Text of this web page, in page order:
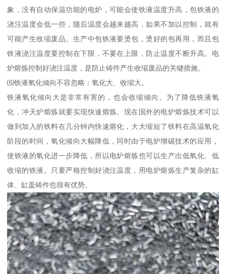
象，没有自动保温功能的电炉，可能会使铁液温度升高，包铁液的
浇注温度会低一些，随后温度会越来越高，如果不加以控制，就有
可能产生收缩废品。生产中包铁液要烫包，烫好的包再用，而且包
铁液浇注温度要控制在下限，不要在上限，防止温度不断升高。电
炉熔炼控制好浇注温度，是防止铸件产生收缩废品的关键措施。
⑸铁液氧化倾向不容忽略：氧化大、收缩大。
铁液氧化倾向大是非常有害的，也会收缩倾向。为了降低铁液氧
化，冲天炉熔炼就要实现快速熔炼。现在国外的电炉熔炼技术可以
做到加入的铁料在几分钟内快速熔化，大大缩短了铁料在高温氧化
阶段的时间，氧化倾向大幅降低，同时由于电炉增碳技术的应用，
使铁液的氧化进一步降低，所以电炉熔炼也可以生产出低氧化、低
收缩的铁液。只要严格控制好浇注温度，用电炉熔炼生产复杂的缸
体、缸盖铸件也很有优势。